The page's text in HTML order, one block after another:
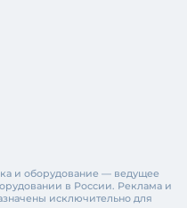
и оборудование — ведущее
в России. Реклама и
исключительно для